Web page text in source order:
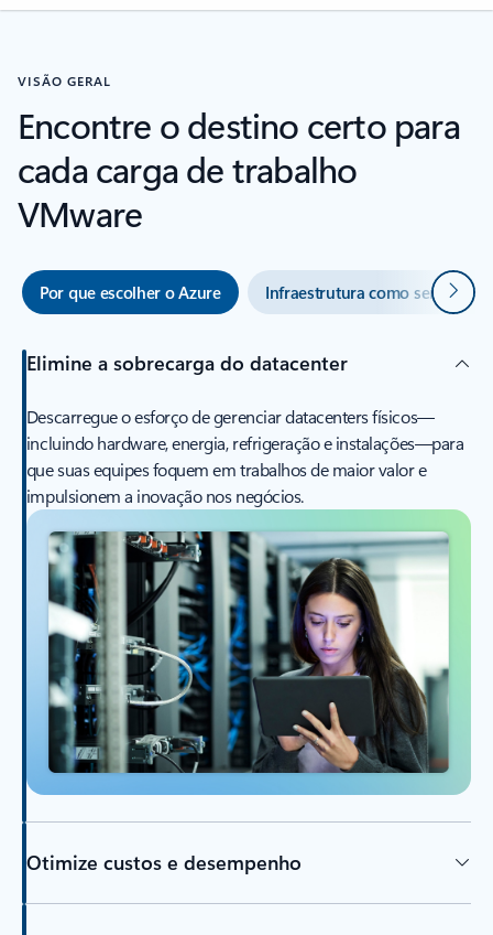
VISÃO GERAL
Encontre o destino certo para
cada carga de trabalho
VMware
Por que escolher o Azure Infraestrutura como serviço
Elimine a sobrecarga do datacenter
Descarregue o esforço de gerenciar datacenters físicos—
incluindo hardware, energia, refrigeração e instalações—para
que suas equipes foquem em trabalhos de maior valor e
impulsionem a inovação nos negócios.
Otimize custos e desempenho